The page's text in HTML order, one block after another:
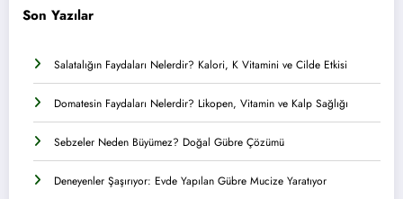
Son Yazılar
Salatalığın Faydaları Nelerdir? Kalori, K Vitamini ve Cilde Etkisi
Domatesin Faydaları Nelerdir? Likopen, Vitamin ve Kalp Sağlığı
Sebzeler Neden Büyümez? Doğal Gübre Çözümü
Deneyenler Şaşırıyor: Evde Yapılan Gübre Mucize Yaratıyor